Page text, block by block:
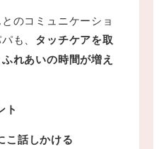
のコミュニケーショ
も、 タッチケアを取
れあいの時間が増え
ト
こ話しかける